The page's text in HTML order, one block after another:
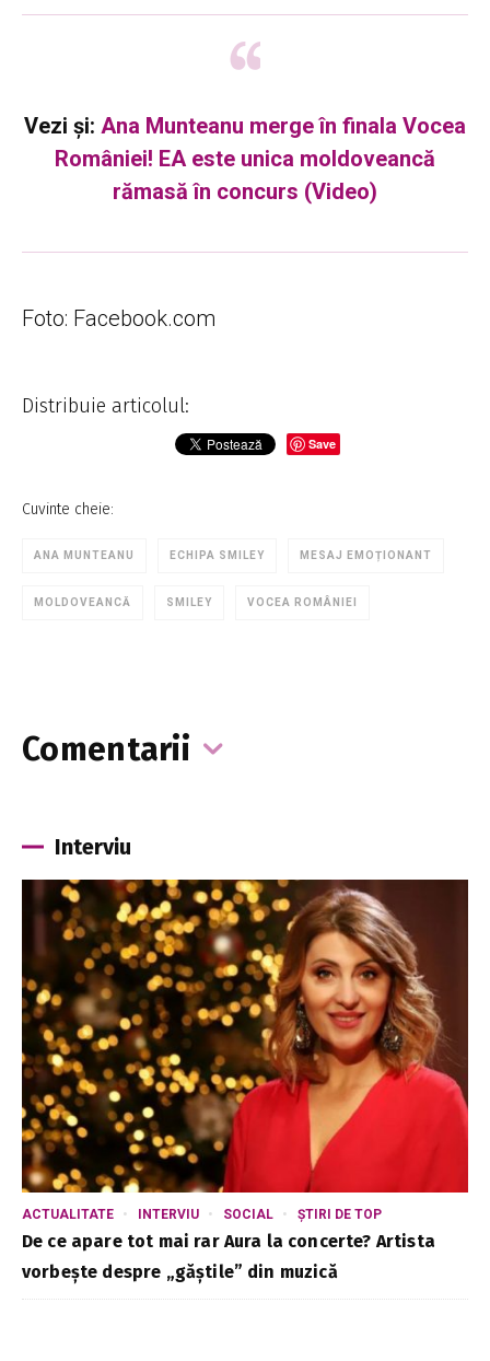
Vezi și: Ana Munteanu merge în finala Vocea
României! EA este unica moldoveancă
rămasă în concurs (Video)
Foto: Facebook.com
Distribuie articolul:
Save
Cuvinte cheie:
ANA MUNTEANU ECHIPA SMILEY MESAJ EMOȚIONANT
MOLDOVEANCĂ SMILEY VOCEA ROMÂNIEI
Comentarii
Interviu
ACTUALITATE INTERVIU SOCIAL ȘTIRI DE TOP
De ce apare tot mai rar Aura la concerte? Artista
vorbește despre „găștile” din muzică